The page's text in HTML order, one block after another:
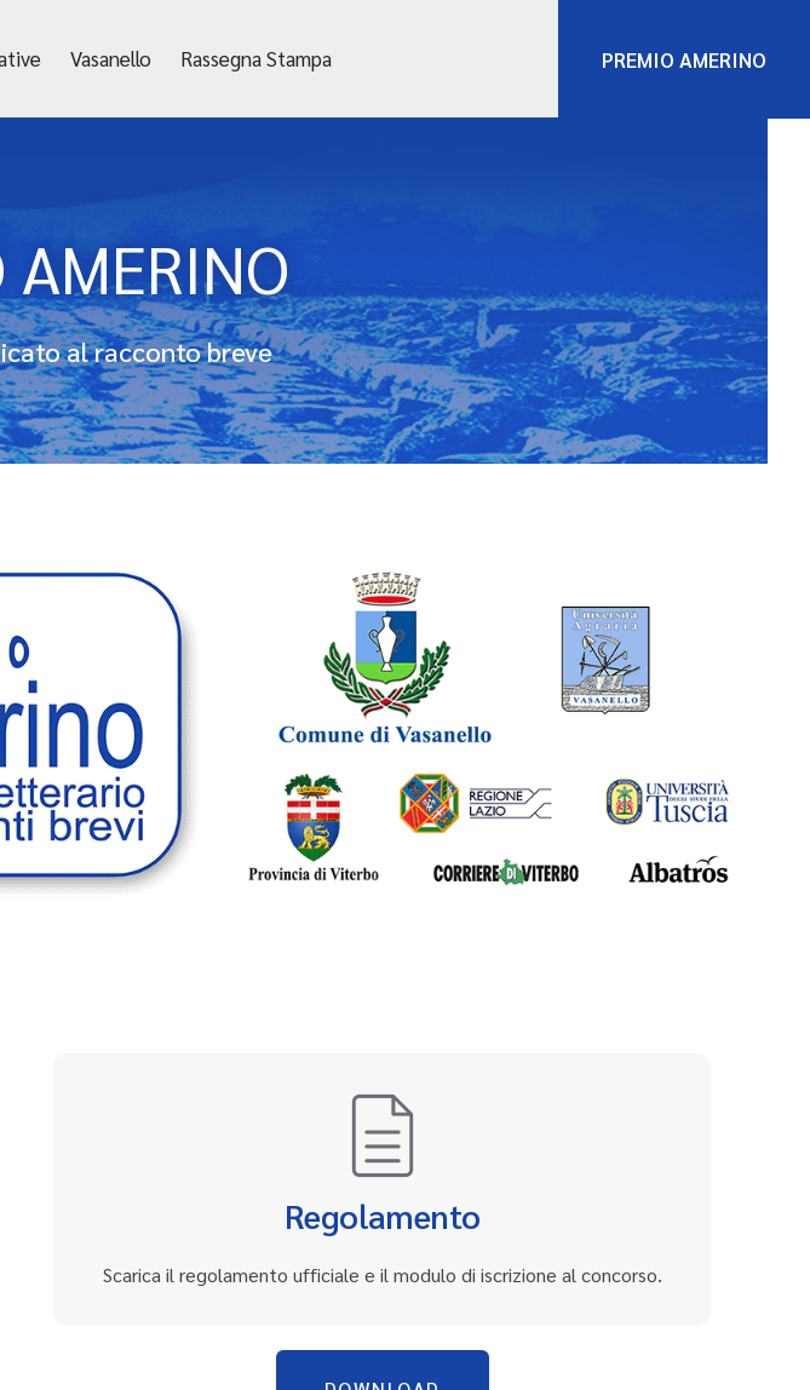
Vasanello Rassegna Stampa PREMIO AMERINO
AMERINO
al racconto breve
Regolamento
Scarica il regolamento ufficiale e il modulo di iscrizione al concorso.